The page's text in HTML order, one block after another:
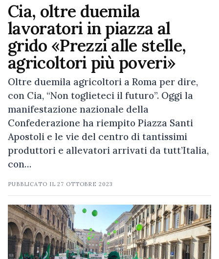
Cia, oltre duemila
lavoratori in piazza al
grido «Prezzi alle stelle,
agricoltori più poveri»
Oltre duemila agricoltori a Roma per dire,
con Cia, “Non toglieteci il futuro”. Oggi la
manifestazione nazionale della
Confederazione ha riempito Piazza Santi
Apostoli e le vie del centro di tantissimi
produttori e allevatori arrivati da tutt’Italia,
con…
PUBBLICATO IL27 OTTOBRE 2023